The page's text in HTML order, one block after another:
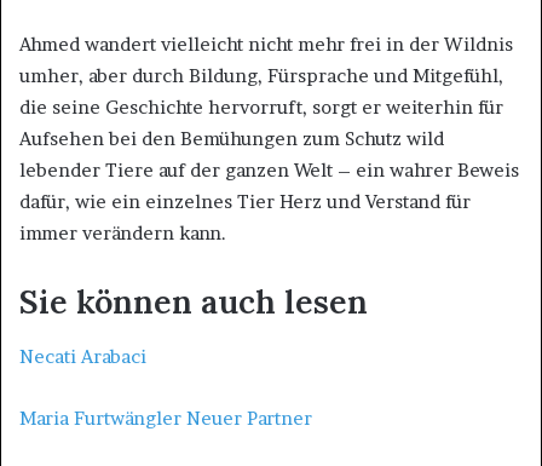
Ahmed wandert vielleicht nicht mehr frei in der Wildnis
umher, aber durch Bildung, Fürsprache und Mitgefühl,
die seine Geschichte hervorruft, sorgt er weiterhin für
Aufsehen bei den Bemühungen zum Schutz wild
lebender Tiere auf der ganzen Welt – ein wahrer Beweis
dafür, wie ein einzelnes Tier Herz und Verstand für
immer verändern kann.
Sie können auch lesen
Necati Arabaci
Maria Furtwängler Neuer Partner